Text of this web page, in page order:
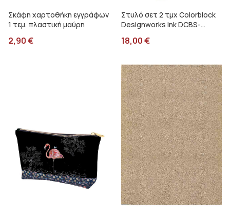
Σκάφη χαρτοθήκη εγγράφων
1 τεμ. πλαστική μαύρη
2,90€
Στυλό σετ 2 τμχ Colorblock
Designworks ink DCBS-
18,00€